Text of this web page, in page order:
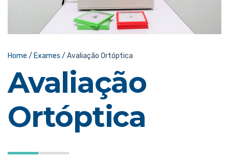
Home / Exames / Avaliação Ortóptica
Avaliação
Ortóptica